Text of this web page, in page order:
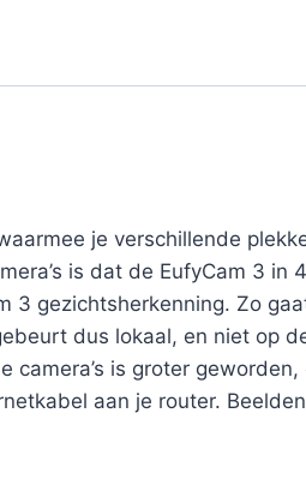
je verschillende
is dat de EufyCam 3
3 gezichtsherkenning. Zo
dus lokaal, en niet op
camera’s is groter
aan je router.